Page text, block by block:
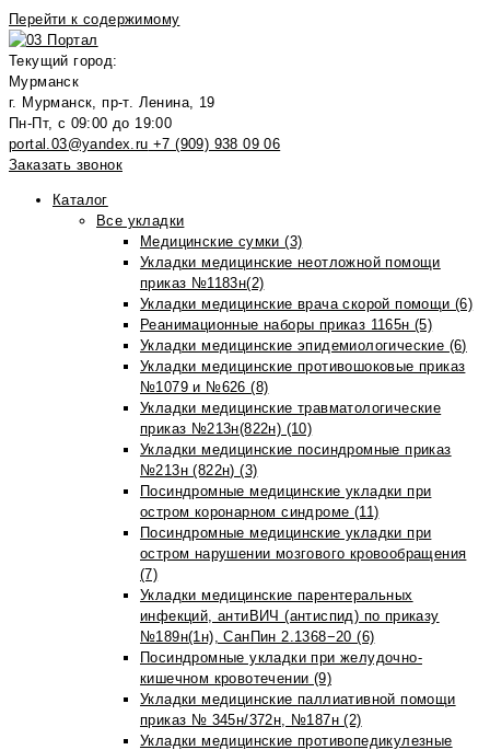
Перейти к содержимому
Текущий город:
Мурманск
г. Мурманск, пр-т. Ленина, 19
Пн-Пт, с 09:00 до 19:00
portal.03@yandex.ru +7 (909) 938 09 06
Заказать звонок
Каталог
Все укладки
Медицинские сумки (3)
Укладки медицинские неотложной помощи
приказ №1183н(2)
Укладки медицинские врача скорой помощи (6)
Реанимационные наборы приказ 1165н (5)
Укладки медицинские эпидемиологические (6)
Укладки медицинские противошоковые приказ
№1079 и №626 (8)
Укладки медицинские травматологические
приказ №213н(822н) (10)
Укладки медицинские посиндромные приказ
№213н (822н) (3)
Посиндромные медицинские укладки при
остром коронарном синдроме (11)
Посиндромные медицинские укладки при
остром нарушении мозгового кровообращения
(7)
Укладки медицинские парентеральных
инфекций, антиВИЧ (антиспид) по приказу
№189н(1н), СанПин 2.1368−20 (6)
Посиндромные укладки при желудочно-
кишечном кровотечении (9)
Укладки медицинские паллиативной помощи
приказ № 345н/372н, №187н (2)
Укладки медицинские противопедикулезные